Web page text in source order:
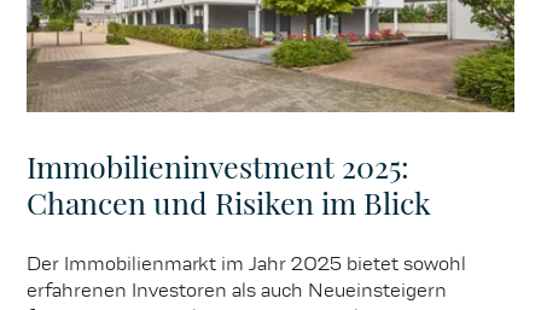
Immobilieninvestment 2025:
Chancen und Risiken im Blick
Der Immobilienmarkt im Jahr 2025 bietet sowohl
erfahrenen Investoren als auch Neueinsteigern